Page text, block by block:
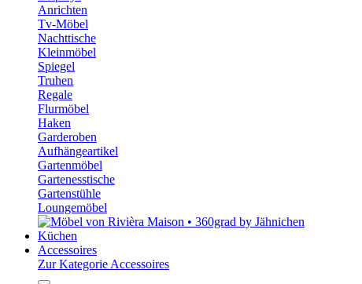
Anrichten
Tv-Möbel
Nachttische
Kleinmöbel
Spiegel
Truhen
Regale
Flurmöbel
Haken
Garderoben
Aufhängeartikel
Gartenmöbel
Gartenesstische
Gartenstühle
Loungemöbel
Küchen
Accessoires
Zur Kategorie Accessoires